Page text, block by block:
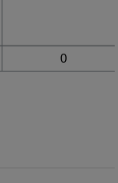
de Lille
0